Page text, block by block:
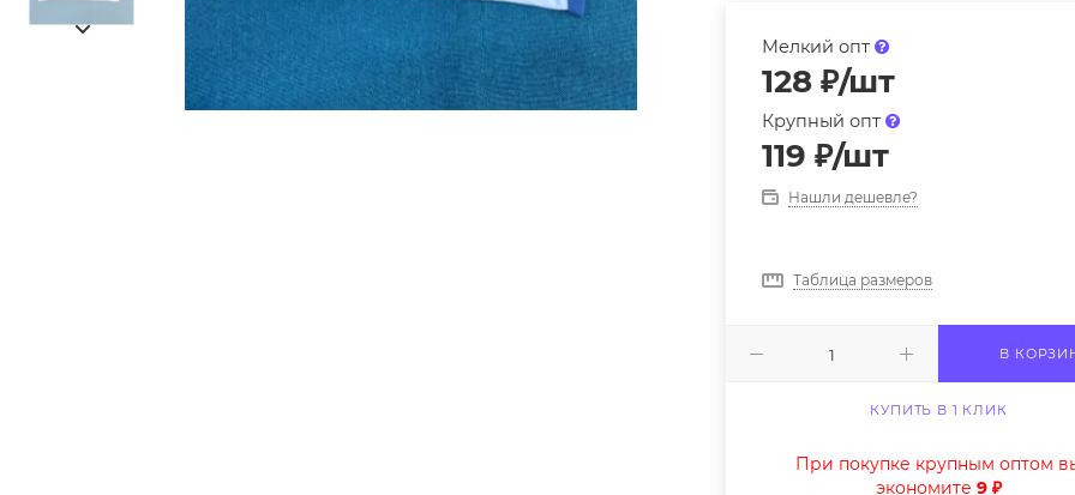
Мелкий опт
128 ₽/шт
Крупный опт
119 ₽/шт
Нашли дешевле?
Таблица размеров
В
КУПИТЬ В 1 КЛИК
При покупке крупным оптом
экономите 9 ₽